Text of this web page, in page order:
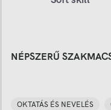
NÉPSZERŰ
OKTATÁS ÉS NEVELÉS